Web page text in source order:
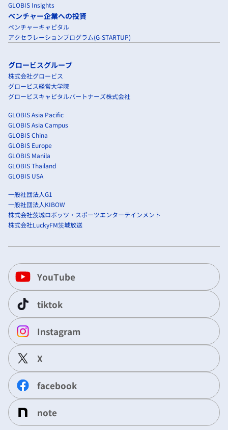
GLOBIS Insights
ベンチャー企業への投資
ベンチャーキャピタル
アクセラレーションプログラム(G-STARTUP)
グロービスグループ
株式会社グロービス
グロービス経営大学院
グロービスキャピタルパートナーズ株式会社
GLOBIS Asia Pacific
GLOBIS Asia Campus
GLOBIS China
GLOBIS Europe
GLOBIS Manila
GLOBIS Thailand
GLOBIS USA
一般社団法人G1
一般社団法人KIBOW
株式会社茨城ロボッツ・スポーツエンターテインメント
株式会社LuckyFM茨城放送
YouTube
tiktok
Instagram
X
facebook
note